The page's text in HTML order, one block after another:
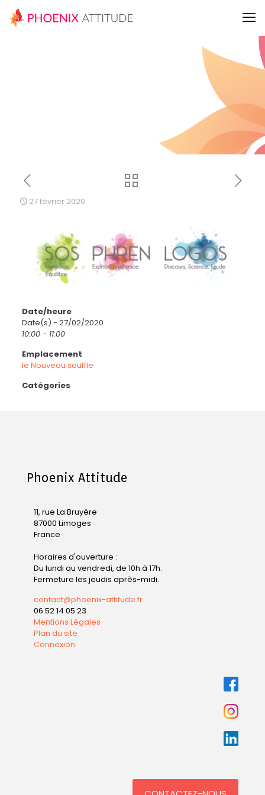
27 février 2020
Date/heure
Date(s) - 27/02/2020
10:00 - 11:00
Emplacement
le Nouveau souffle
Catégories
Phoenix Attitude
11, rue La Bruyère
87000 Limoges
France
Horaires d'ouverture :
Du lundi au vendredi, de 10h à 17h.
Fermeture les jeudis après-midi.
contact@phoenix-attitude.fr
06 52 14 05 23
Mentions Légales
Plan du site
Connexion